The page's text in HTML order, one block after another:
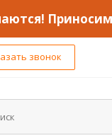
звонок